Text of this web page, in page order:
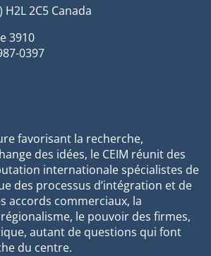
2C5 Canada
3910
0397
favorisant la recherche,
des idées, le CEIM réunit des
internationale spécialistes de
des processus d’intégration et de
accords commerciaux, la
le pouvoir des firmes,
autant de questions qui font
du centre.